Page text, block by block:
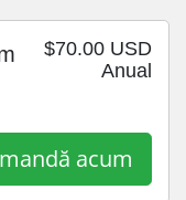
$70.00 USD
Anual
acum